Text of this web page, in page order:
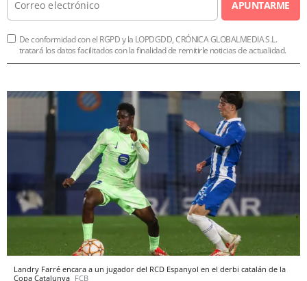
APUNTARME
De conformidad con el RGPD y la LOPDGDD, CRÓNICA GLOBALMEDIA S.L.
tratará los datos facilitados con la finalidad de remitirle noticias de actualidad.
Landry Farré encara a un jugador del RCD Espanyol en el derbi catalán de la
Copa Catalunya FCB